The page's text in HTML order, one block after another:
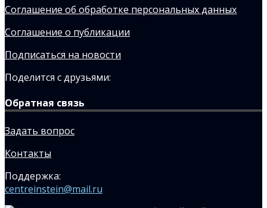
Соглашение об обработке персональных данных
Соглашение о публикации
Подписаться на новости
Поделится с друзьями:
Обратная связь
Задать вопрос
Контакты
Поддержка:
centreinstein@mail.ru